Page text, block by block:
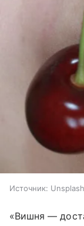
Источник:
«Вишня —